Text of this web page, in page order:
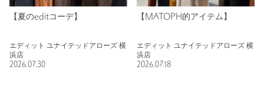
【夏のeditコーデ】
エディット ユナイテッドアローズ 横
浜店
2026.07.30
【MATOPH的アイテム】
エディット ユナイテッドアローズ 横
浜店
2026.07.18